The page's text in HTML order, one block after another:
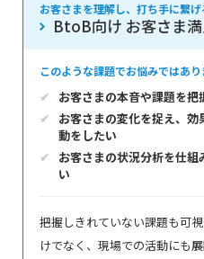
お客さまを理解し、打ち手に繋げ
BtoB向け お客さま満
このような課題でお悩みではあり
お客さまの本音や課題を把
お客さまの変化を捉え、
動をしたい
お客さまの状況分析を仕
い
把握しきれていない課題も可
けでなく、現場での活動にも